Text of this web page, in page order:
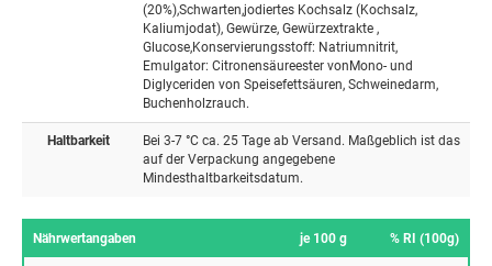
(20%),Schwarten,jodiertes Kochsalz (Kochsalz,
Kaliumjodat), Gewürze, Gewürzextrakte ,
Glucose,Konservierungsstoff: Natriumnitrit,
Emulgator: Citronensäureester vonMono- und
Diglyceriden von Speisefettsäuren, Schweinedarm,
Buchenholzrauch.
Haltbarkeit
Bei 3-7 °C ca. 25 Tage ab Versand. Maßgeblich ist das
auf der Verpackung angegebene
Mindesthaltbarkeitsdatum.
Nährwertangaben je 100 g % RI (100g)